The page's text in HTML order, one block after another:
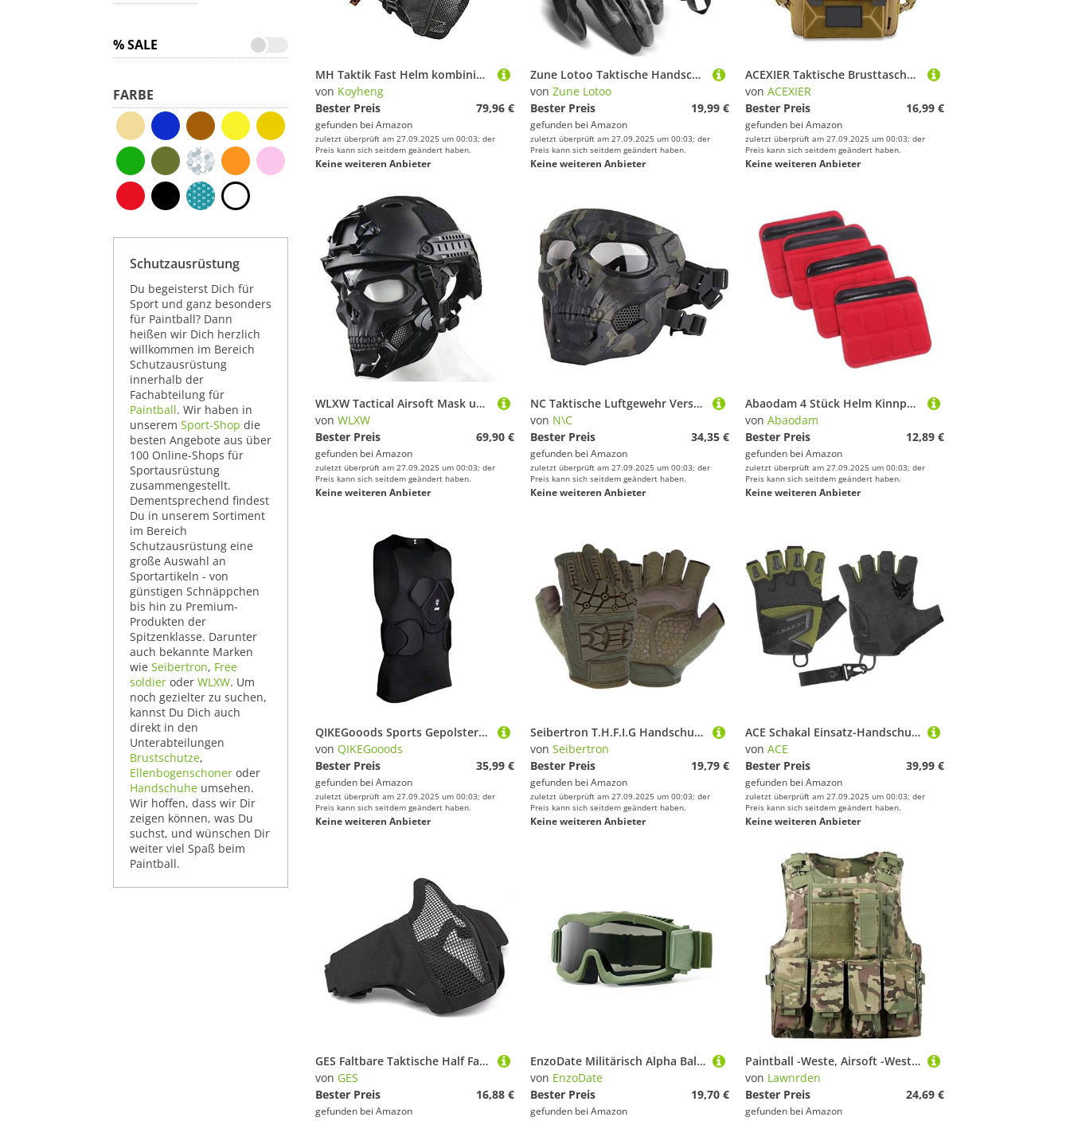
% SALE
FARBE
Schutzausrüstung
Du begeisterst Dich für
Sport und ganz besonders
für Paintball? Dann
heißen wir Dich herzlich
willkommen im Bereich
Schutzausrüstung
innerhalb der
Fachabteilung für
Paintball. Wir haben in
unserem Sport-Shop die
besten Angebote aus über
100 Online-Shops für
Sportausrüstung
zusammengestellt.
Dementsprechend findest
Du in unserem Sortiment
im Bereich
Schutzausrüstung eine
große Auswahl an
Sportartikeln - von
günstigen Schnäppchen
bis hin zu Premium-
Produkten der
Spitzenklasse. Darunter
auch bekannte Marken
wie Seibertron, Free
soldier oder WLXW. Um
noch gezielter zu suchen,
kannst Du Dich auch
direkt in den
Unterabteilungen
Brustschutze,
Ellenbogenschoner oder
Handschuhe umsehen.
Wir hoffen, dass wir Dir
zeigen können, was Du
suchst, und wünschen Dir
weiter viel Spaß beim
Paintball.
MH Taktik Fast Helm kombiniert, Mit Faltbarer Gehörschutz Halbgesichts Netz Maske und Goggles für Airsoft Paintball CS Game
von Koyheng
Bester Preis
79,96 €
gefunden bei Amazon
zuletzt überprüft am 27.09.2025 um 00:03; der
Preis kann sich seitdem geändert haben.
Keine weiteren Anbieter
Zune Lotoo Taktische Handschuhe, Motorradhandschuhe aus Leder mit Hoher Mobilität, Airsoft Handschuhe Schwarz mit XRD Gepolstertem für Herren Damen Paintball Airsoft Arbeit Motorrad Outdoor(M)
von Zune Lotoo
Bester Preis
19,99 €
gefunden bei Amazon
zuletzt überprüft am 27.09.2025 um 00:03; der
Preis kann sich seitdem geändert haben.
Keine weiteren Anbieter
ACEXIER Taktische Brusttasche Herren Molle Nylon Klettern Campingtaschen Outdoor Militär Sport Reise Weste Rucksack (Tan)
von ACEXIER
Bester Preis
16,99 €
gefunden bei Amazon
zuletzt überprüft am 27.09.2025 um 00:03; der
Preis kann sich seitdem geändert haben.
Keine weiteren Anbieter
WLXW Tactical Airsoft Mask und Fast Paintball Helm, Vollgesichtsschutz Clear Goggle Skull Maske Dual Mode Wearing Design Verstellbarer Gurt, Jagdschießen Schutzausrüstung,Schwarz,L（56/66CM）
von WLXW
Bester Preis
69,90 €
gefunden bei Amazon
zuletzt überprüft am 27.09.2025 um 00:03; der
Preis kann sich seitdem geändert haben.
Keine weiteren Anbieter
NC Taktische Luftgewehr Verstellbare Schädel Vollgesichtsmaske Mit Brille Geeignet Für CS Paintball Spiel Halloween Rollenspiel Kostüm Party Taktische Maske
von N\C
Bester Preis
34,35 €
gefunden bei Amazon
zuletzt überprüft am 27.09.2025 um 00:03; der
Preis kann sich seitdem geändert haben.
Keine weiteren Anbieter
Abaodam 4 Stück Helm Kinnpolster Kinnriemenpolster Kinnpolster Für Gesichtsmasken Bauhelm Befestigung Ersatz Für Catcher Maske Baseball Helm Kinnschutz
von Abaodam
Bester Preis
12,89 €
gefunden bei Amazon
zuletzt überprüft am 27.09.2025 um 00:03; der
Preis kann sich seitdem geändert haben.
Keine weiteren Anbieter
QIKEGooods Sports Gepolsterte Kompression Tops Guard Schutzhemd Schulter Rippe Brustschutz für Outdoor Fußball Basketball Paintball Rugby
von QIKEGooods
Bester Preis
35,99 €
gefunden bei Amazon
zuletzt überprüft am 27.09.2025 um 00:03; der
Preis kann sich seitdem geändert haben.
Keine weiteren Anbieter
Seibertron T.H.F.I.G Handschuhe Halbfinger fingerlos Herren Taktische Militär Flexibler TPR-Aufprallschutz für Airsoft Army Green S
von Seibertron
Bester Preis
19,79 €
gefunden bei Amazon
zuletzt überprüft am 27.09.2025 um 00:03; der
Preis kann sich seitdem geändert haben.
Keine weiteren Anbieter
ACE Schakal Einsatz-Handschuh Fingerlos - Handschuhe Taktisch ohne Finger - für Paintball und Schießsport - Oliv - XXL
von ACE
Bester Preis
39,99 €
gefunden bei Amazon
zuletzt überprüft am 27.09.2025 um 00:03; der
Preis kann sich seitdem geändert haben.
Keine weiteren Anbieter
GES Faltbare Taktische Half Face Maske Outdoor Maske Schützende Mesh Riding Breathable Maske für Airsoft Paintball CS mit verstellbaren Gürtel Strap (Schwarz)
von GES
Bester Preis
16,88 €
gefunden bei Amazon
EnzoDate Militärisch Alpha Ballistisch Schutzbrille Taktische Sonnenbrille Airsoft CS Paintball Brille (Grün)
von EnzoDate
Bester Preis
19,70 €
gefunden bei Amazon
Paintball -Weste, Airsoft -Weste Multifunktionales Molle Verstellbares Leichter Paintball für das Outdoor -Zugspielfischereijagd, Style 1
von Lawnrden
Bester Preis
24,69 €
gefunden bei Amazon